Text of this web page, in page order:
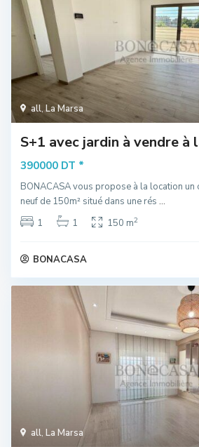
all,La Marsa
S+1 avec jardin à vendre à
390000 DT *
BONACASA vous propose à la location un
neuf de 150m² situé dans une rés ...
1
1 150 m2
BONACASA
all, La Marsa